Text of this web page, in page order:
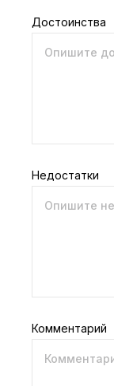
Достоинства
Недостатки
Комментарий